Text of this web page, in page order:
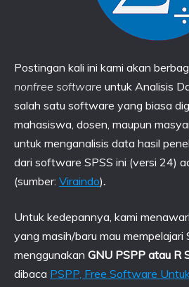
Postingan kali ini kami akan
nonfree software untuk Analisis
salah satu software yang biasa
mahasiswa, dosen, maupun
untuk menganalisis data hasil
dari software SPSS ini (versi 24)
(sumber: Viraindo).
Untuk kedepannya, kami
yang masih/baru mau mempelajari
menggunakan GNU PSPP atau R
dibaca PSPP, Free Software